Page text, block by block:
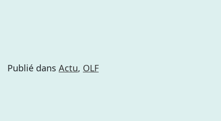
Publié dans Actu, OLF